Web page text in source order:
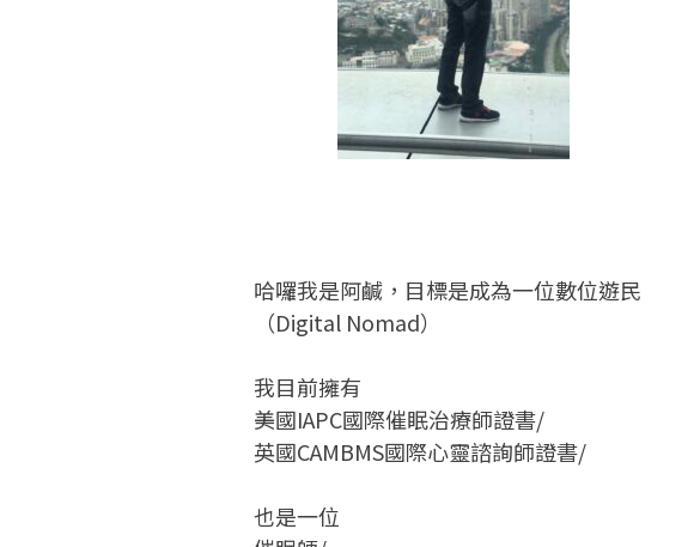
哈囉我是阿鹹，目標是成為一位數位遊民
（Digital Nomad）
我目前擁有
美國IAPC國際催眠治療師證書/
英國CAMBMS國際心靈諮詢師證書/
也是一位